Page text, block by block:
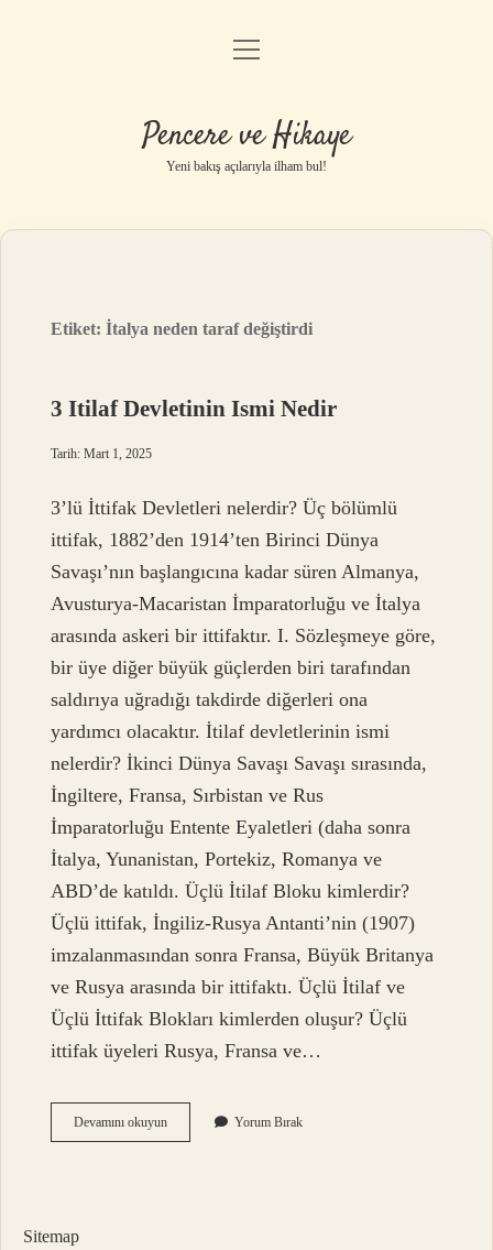
Anasayfa
Yasal Uyarı
menüyü
Pencere ve Hikaye
Yeni bakış açılarıyla ilham bul!
Etiket:İtalya neden taraf değiştirdi
3 Itilaf Devletinin Ismi Nedir
Tarih: Mart 1, 2025
3’lü İttifak Devletleri nelerdir? Üç bölümlü
ittifak, 1882’den 1914’ten Birinci Dünya
Savaşı’nın başlangıcına kadar süren Almanya,
Avusturya-Macaristan İmparatorluğu ve İtalya
arasında askeri bir ittifaktır. I. Sözleşmeye göre,
bir üye diğer büyük güçlerden biri tarafından
saldırıya uğradığı takdirde diğerleri ona
yardımcı olacaktır. İtilaf devletlerinin ismi
nelerdir? İkinci Dünya Savaşı Savaşı sırasında,
İngiltere, Fransa, Sırbistan ve Rus
İmparatorluğu Entente Eyaletleri (daha sonra
İtalya, Yunanistan, Portekiz, Romanya ve
ABD’de katıldı. Üçlü İtilaf Bloku kimlerdir?
Üçlü ittifak, İngiliz-Rusya Antanti’nin (1907)
imzalanmasından sonra Fransa, Büyük Britanya
ve Rusya arasında bir ittifaktı. Üçlü İtilaf ve
Üçlü İttifak Blokları kimlerden oluşur? Üçlü
ittifak üyeleri Rusya, Fransa ve…
Devamını okuyun3
Itilaf
Yorum Bırak
Sitemap